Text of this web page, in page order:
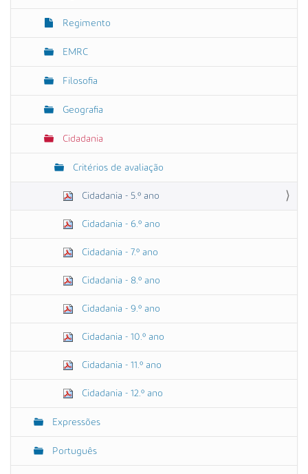
Regimento
EMRC
Filosofia
Geografia
Cidadania
Critérios de avaliação
Cidadania - 5.º ano
Cidadania - 6.º ano
Cidadania - 7.º ano
Cidadania - 8.º ano
Cidadania - 9.º ano
Cidadania - 10.º ano
Cidadania - 11.º ano
Cidadania - 12.º ano
Expressões
Português